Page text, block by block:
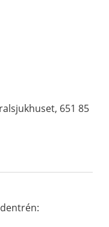
651 85